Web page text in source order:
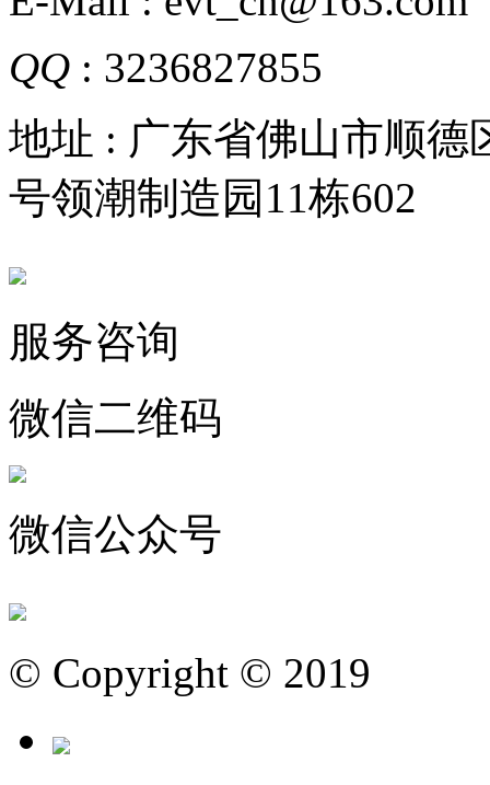
QQ : 3236827855
地址 : 广东省佛山市顺德
号领潮制造园11栋602
服务咨询
微信二维码
微信公众号
© Copyright © 2019